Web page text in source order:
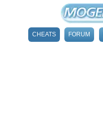
CHEATS FORUM